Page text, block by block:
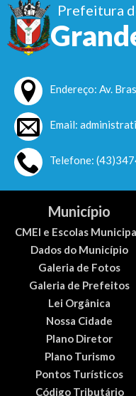
Prefeitura
Endereço: Av.
Email:
Telefone:
Município
CMEI e Escolas
Dados do Município
Galeria de Fotos
Galeria de Prefeitos
Lei Orgânica
Nossa Cidade
Plano Diretor
Plano Turismo
Pontos Turísticos
Código Tributário